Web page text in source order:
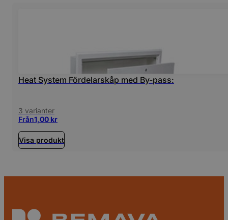
Heat System Fördelarskåp med By-pass:
3 varianter
Från1,00 kr
Visa produkt